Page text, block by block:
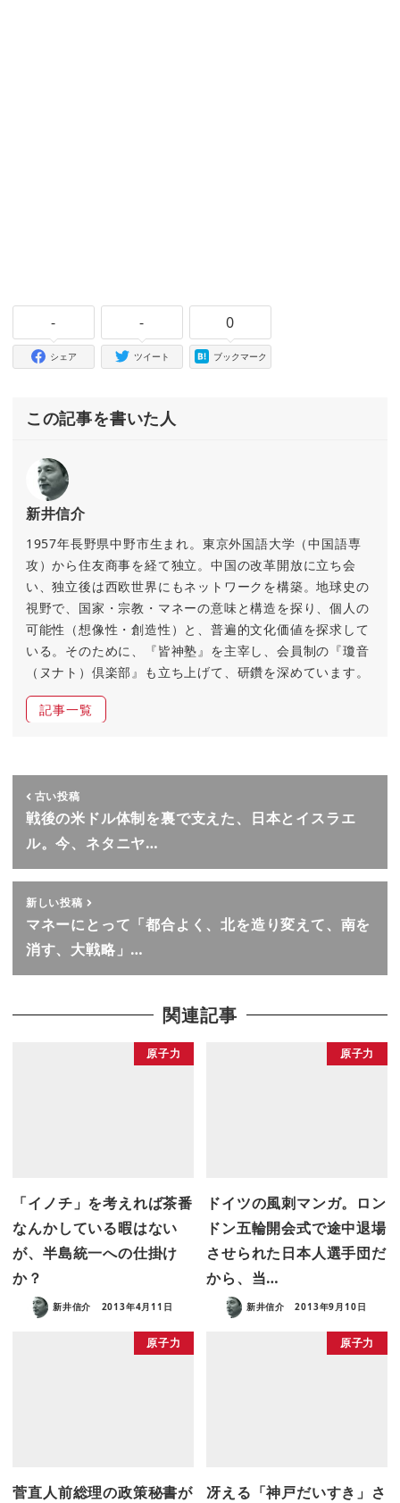
-
シェア
-
ツイート
0
ブックマーク
この記事を書いた人
新井信介
1957年長野県中野市生まれ。東京外国語大学（中国語専
攻）から住友商事を経て独立。中国の改革開放に立ち会
い、独立後は西欧世界にもネットワークを構築。地球史の
視野で、国家・宗教・マネーの意味と構造を探り、個人の
可能性（想像性・創造性）と、普遍的文化価値を探求して
いる。そのために、『皆神塾』を主宰し、会員制の『瓊音
（ヌナト）倶楽部』も立ち上げて、研鑽を深めています。
記事一覧
古い投稿
戦後の米ドル体制を裏で支えた、日本とイスラエ
ル。今、ネタニヤ…
新しい投稿
マネーにとって「都合よく、北を造り変えて、南を
消す、大戦略」…
関連記事
原子力
「イノチ」を考えれば茶番
なんかしている暇はない
が、半島統一への仕掛け
か？
新井信介 2013年4月11日
原子力
ドイツの風刺マンガ。ロン
ドン五輪開会式で途中退場
させられた日本人選手団だ
から、当…
新井信介 2013年9月10日
原子力
菅直人前総理の政策秘書が
原子力
冴える「神戸だいすき」さ